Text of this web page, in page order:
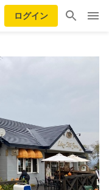
ログイン